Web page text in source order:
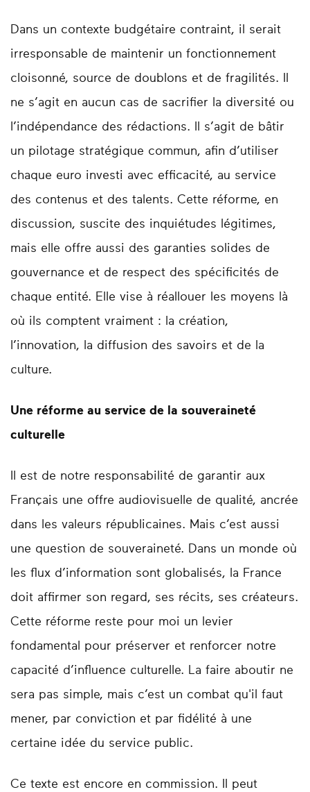
Dans un contexte budgétaire contraint, il serait
irresponsable de maintenir un fonctionnement
cloisonné, source de doublons et de fragilités. Il
ne s’agit en aucun cas de sacrifier la diversité ou
l’indépendance des rédactions. Il s’agit de bâtir
un pilotage stratégique commun, afin d’utiliser
chaque euro investi avec efficacité, au service
des contenus et des talents. Cette réforme, en
discussion, suscite des inquiétudes légitimes,
mais elle offre aussi des garanties solides de
gouvernance et de respect des spécificités de
chaque entité. Elle vise à réallouer les moyens là
où ils comptent vraiment : la création,
l’innovation, la diffusion des savoirs et de la
culture.
Une réforme au service de la souveraineté
culturelle
Il est de notre responsabilité de garantir aux
Français une offre audiovisuelle de qualité, ancrée
dans les valeurs républicaines. Mais c’est aussi
une question de souveraineté. Dans un monde où
les flux d’information sont globalisés, la France
doit affirmer son regard, ses récits, ses créateurs.
Cette réforme reste pour moi un levier
fondamental pour préserver et renforcer notre
capacité d’influence culturelle. La faire aboutir ne
sera pas simple, mais c’est un combat qu'il faut
mener, par conviction et par fidélité à une
certaine idée du service public.
Ce texte est encore en commission. Il peut